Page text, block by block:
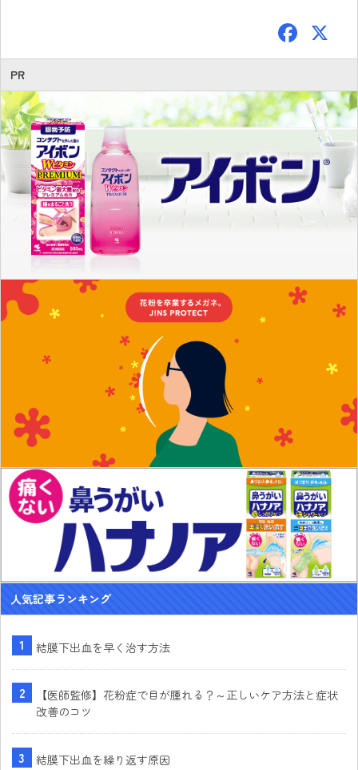
F
ac
e
b
o
ok
PR
人気記事ランキング
結膜下出血を早く治す方法
【医師監修】花粉症で目が腫れる？～正しいケア方法と症状
改善のコツ
結膜下出血を繰り返す原因